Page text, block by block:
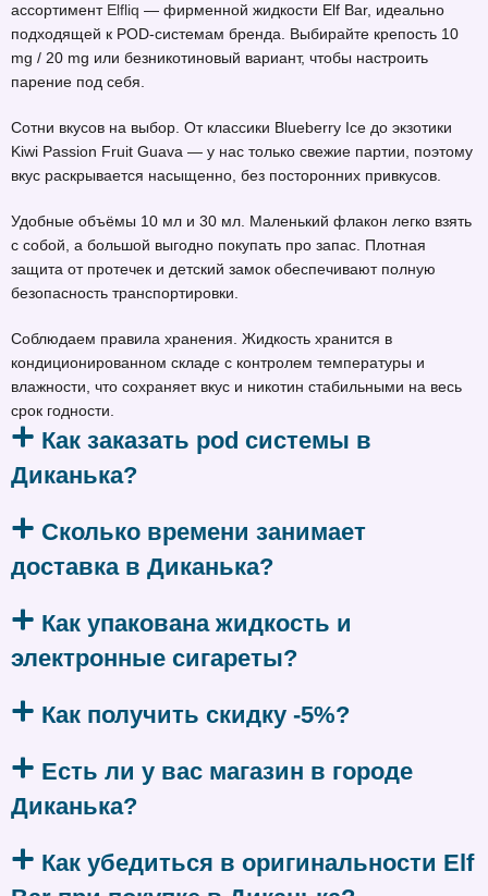
ассортимент Elfliq — фирменной жидкости Elf Bar, идеально
подходящей к POD-системам бренда. Выбирайте крепость 10
mg / 20 mg или безникотиновый вариант, чтобы настроить
парение под себя.
Сотни вкусов на выбор. От классики Blueberry Ice до экзотики
Kiwi Passion Fruit Guava — у нас только свежие партии, поэтому
вкус раскрывается насыщенно, без посторонних привкусов.
Удобные объёмы 10 мл и 30 мл. Маленький флакон легко взять
с собой, а большой выгодно покупать про запас. Плотная
защита от протечек и детский замок обеспечивают полную
безопасность транспортировки.
Соблюдаем правила хранения. Жидкость хранится в
кондиционированном складе с контролем температуры и
влажности, что сохраняет вкус и никотин стабильными на весь
срок годности.
Как заказать pod системы в
Диканька?
Сколько времени занимает
доставка в Диканька?
Как упакована жидкость и
электронные сигареты?
Как получить скидку -5%?
Есть ли у вас магазин в городе
Диканька?
Как убедиться в оригинальности Elf